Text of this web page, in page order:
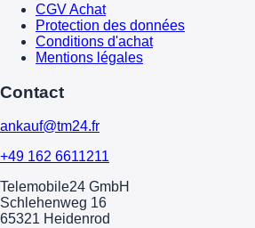
CGV Achat
Protection des données
Conditions d'achat
Mentions légales
Contact
ankauf@tm24.fr
+49 162 6611211
Telemobile24 GmbH
Schlehenweg 16
65321 Heidenrod